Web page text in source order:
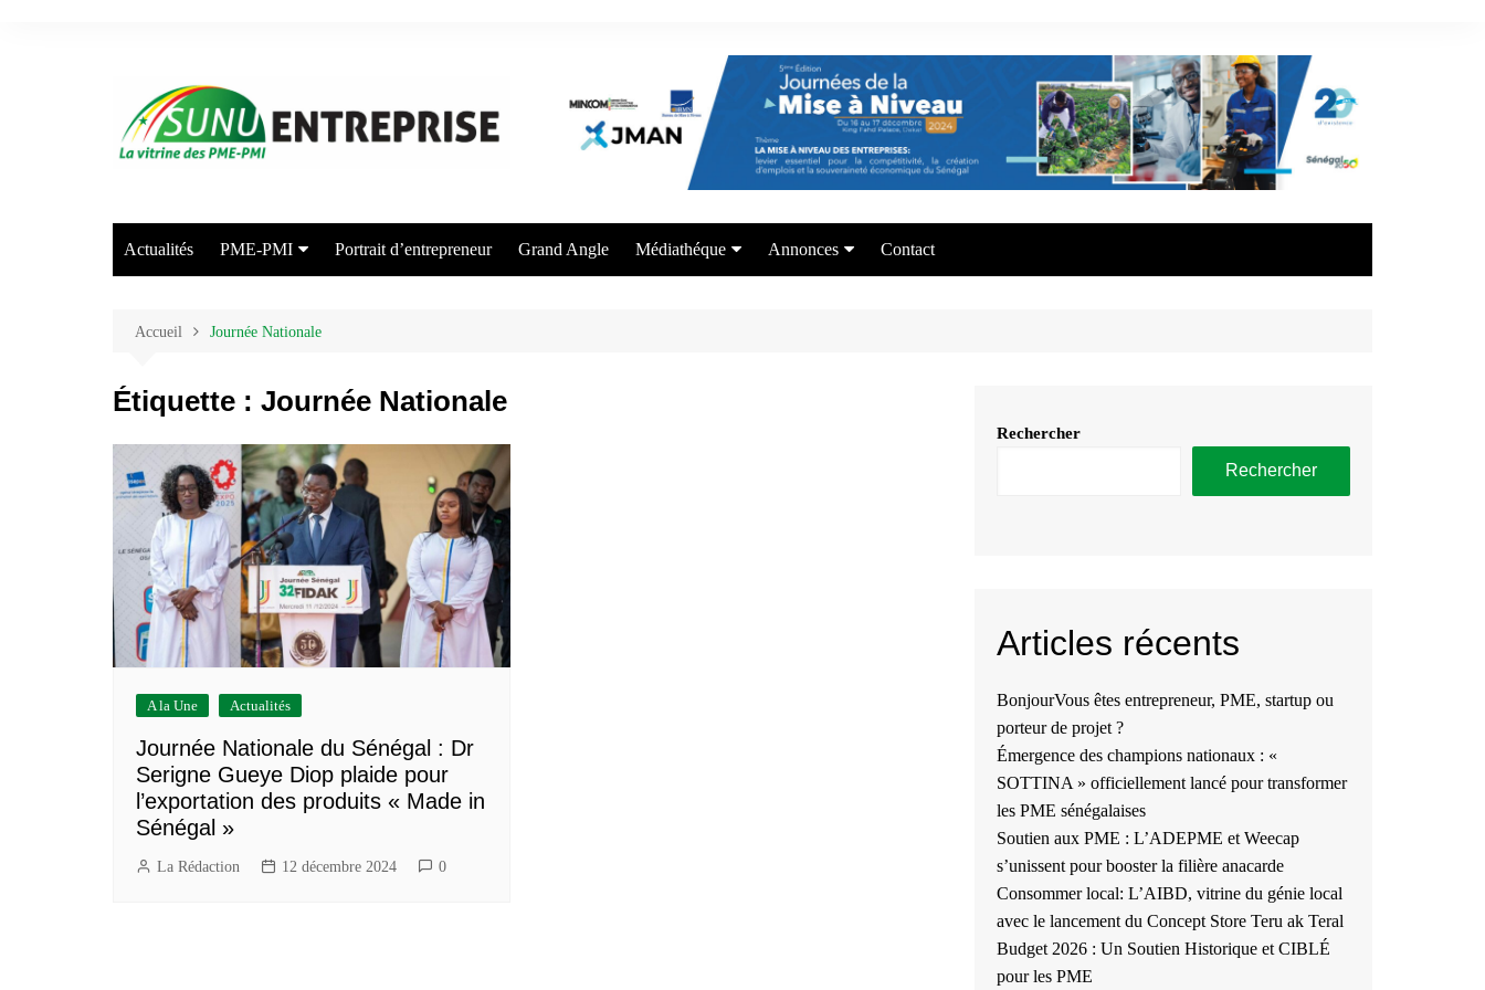
Actualités PME-PMI
Commerce
Agriculture/Elevage
Energie/Environnement
Construction/BTP
Services marchands
Portrait d’entrepreneur Grand Angle Médiathéque Annonces Contact
Accueil Journée Nationale
Étiquette : Journée Nationale
A la Une Actualités
Journée Nationale du Sénégal : Dr
Serigne Gueye Diop plaide pour
l’exportation des produits « Made in
Sénégal »
La Rédaction 12 décembre 2024 0
Rechercher
Rechercher
Articles récents
BonjourVous êtes entrepreneur, PME, startup ou
porteur de projet ?
Émergence des champions nationaux : «
SOTTINA » officiellement lancé pour transformer
les PME sénégalaises
Soutien aux PME : L’ADEPME et Weecap
s’unissent pour booster la filière anacarde
Consommer local: L’AIBD, vitrine du génie local
avec le lancement du Concept Store Teru ak Teral
Budget 2026 : Un Soutien Historique et CIBLÉ
pour les PME